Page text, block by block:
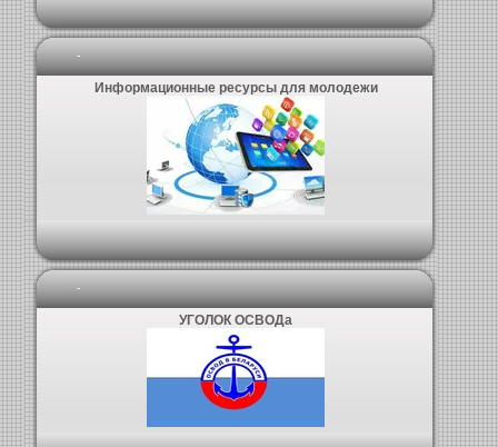
-
Информационные ресурсы для молодежи
-
УГОЛОК ОСВОДа